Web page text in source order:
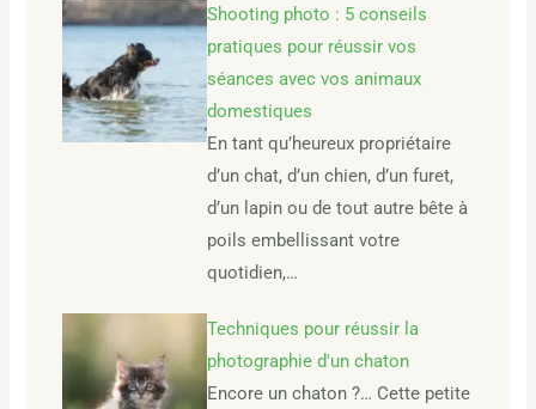
Shooting photo : 5 conseils
pratiques pour réussir vos
séances avec vos animaux
domestiques
En tant qu’heureux propriétaire
d’un chat, d’un chien, d’un furet,
d’un lapin ou de tout autre bête à
poils embellissant votre
quotidien,…
Techniques pour réussir la
photographie d'un chaton
Encore un chaton ?… Cette petite